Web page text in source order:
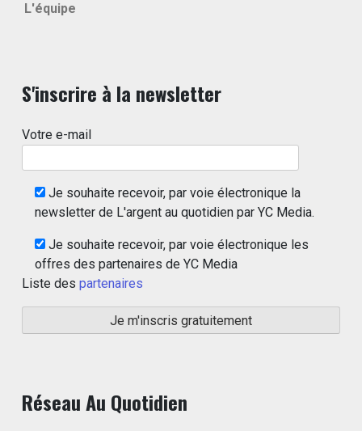
L'équipe
S'inscrire à la newsletter
Votre e-mail
Je souhaite recevoir, par voie électronique la
newsletter de L'argent au quotidien par YC Media.
Je souhaite recevoir, par voie électronique les
offres des partenaires de YC Media
Liste des partenaires
Réseau Au Quotidien